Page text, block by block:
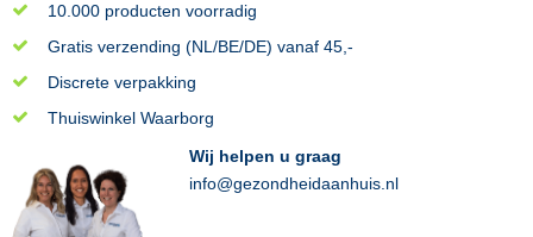
10.000 producten voorradig
Gratis verzending (NL/BE/DE) vanaf 45,-
Discrete verpakking
Thuiswinkel Waarborg
Wij helpen u graag
info@gezondheidaanhuis.nl